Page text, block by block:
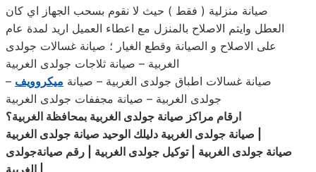
صيانة منزلية ( فقط ) حيث لا نقوم بسحب الجهاز اي كان
العطل وايتم الاصلاح بالمنزل مع اعطاء العميل اريد لمدة عام
على الاصلاح و الصيانة وقطع الغيار ؛ صيانة غسالات جولدى
الغربية – صيانة ثلاجات جولدى الغربية
– صيانة غسالات اطباق جولدى الغربية – صيانة ميكروويف
جولدى الغربية – صيانة مجففات جولدى الغربية
ارقام مراكز صيانة جولدى الغربية بمحافظة الغربية؟
صيانة جولدى الغربية | توكيل جولدى الغربية | رقم صيانةجولدى